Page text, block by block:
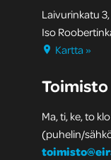
Laivurinkatu
Iso
Kartta »
Toimisto
Ma, ti, ke, to
(puhelin/